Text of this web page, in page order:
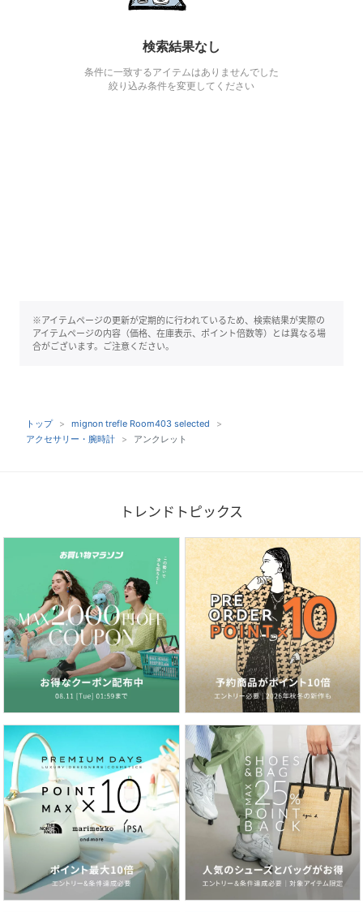
検索結果なし
条件に一致するアイテムはありませんでした
絞り込み条件を変更してください
※アイテムページの更新が定期的に行われているため、検索結果が実際の
アイテムページの内容（価格、在庫表示、ポイント倍数等）とは異なる場
合がございます。ご注意ください。
トップ
mignon trefle Room403 selected
アクセサリー・腕時計
アンクレット
トレンドトピックス